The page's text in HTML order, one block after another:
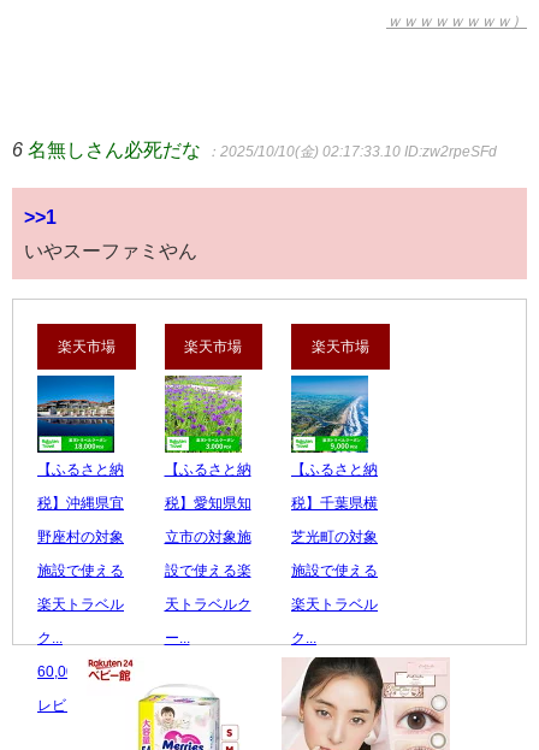
ｗｗｗｗｗｗｗｗ）
6 名無しさん必死だな ：2025/10/10(金) 02:17:33.10 ID:zw2rpeSFd
>>1
いやスーファミやん
楽天市場
【ふるさと納
税】沖縄県宜
野座村の対象
施設で使える
楽天トラベル
ク...
60,000 円
レビュー数：0
楽天市場
【ふるさと納
税】愛知県知
立市の対象施
設で使える楽
天トラベルク
ー...
レビュー数：0
楽天市場
【ふるさと納
税】千葉県横
芝光町の対象
施設で使える
楽天トラベル
ク...
30,000 円
レビュー数：0